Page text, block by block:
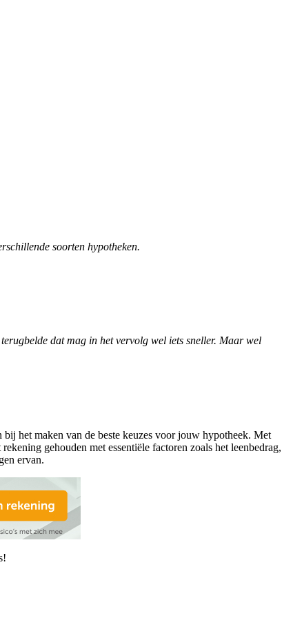
soorten hypotheken.
dat mag in het vervolg wel iets sneller. Maar wel
het maken van de beste keuzes voor jouw hypotheek. Met
gehouden met essentiële factoren zoals het leenbedrag,
ervan.